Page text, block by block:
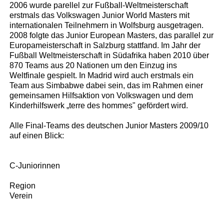
2006 wurde parellel zur Fußball-Weltmeisterschaft
erstmals das Volkswagen Junior World Masters mit
internationalen Teilnehmern in Wolfsburg ausgetragen.
2008 folgte das Junior European Masters, das parallel zur
Europameisterschaft in Salzburg stattfand. Im Jahr der
Fußball Weltmeisterschaft in Südafrika haben 2010 über
870 Teams aus 20 Nationen um den Einzug ins
Weltfinale gespielt. In Madrid wird auch erstmals ein
Team aus Simbabwe dabei sein, das im Rahmen einer
gemeinsamen Hilfsaktion von Volkswagen und dem
Kinderhilfswerk „terre des hommes" gefördert wird.
Alle Final-Teams des deutschen Junior Masters 2009/10
auf einen Blick:
C-Juniorinnen
Region
Verein